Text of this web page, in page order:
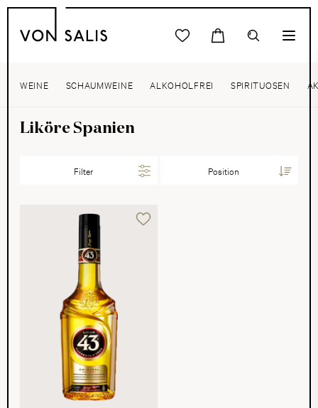
WEINE SCHAUMWEINE ALKOHOLFREI SPIRITUOSEN
Liköre Spanien
Filter